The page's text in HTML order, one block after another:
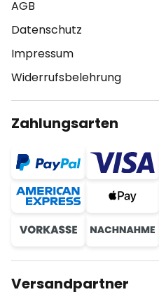
AGB
Datenschutz
Impressum
Widerrufsbelehrung
Zahlungsarten
Versandpartner